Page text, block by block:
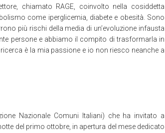
chiamato RAGE, coinvolto nella cosiddetta
come iperglicemia, diabete e obesità. Sono
più rischi della media di un’evoluzione infausta
persone e abbiamo il compito di trasformarla in
è la mia passione e io non riesco neanche a
Nazionale Comuni Italiani) che ha invitato a
del primo ottobre, in apertura del mese dedicato